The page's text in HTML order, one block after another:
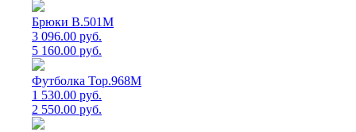
Брюки B.501M
3 096.00 руб.
5 160.00 руб.
Футболка Top.968M
1 530.00 руб.
2 550.00 руб.